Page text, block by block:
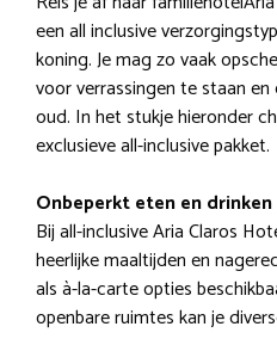
een all inclusive
koning. Je mag zo vaak
voor verrassingen te staan
oud. In het stukje hieronder
exclusieve all-inclusive pakket.
Onbeperkt eten en drinken
Bij all-inclusive Aria Claros
heerlijke maaltijden en
als à-la-carte opties
openbare ruimtes kan je